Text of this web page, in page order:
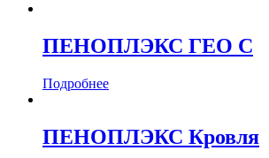
Длина рулона, м
Длина, мм
1000(44)
1185(5)
ПЕНОПЛЭКС ГЕО С
Подробнее
ПЕНОПЛЭКС Кровля